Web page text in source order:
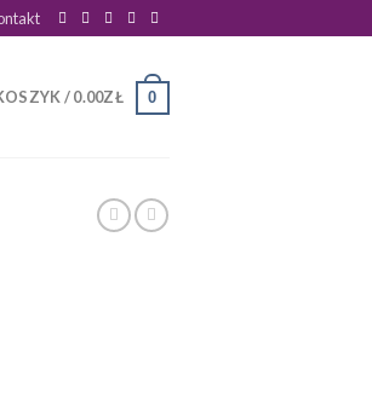
/0.00ZŁ 0